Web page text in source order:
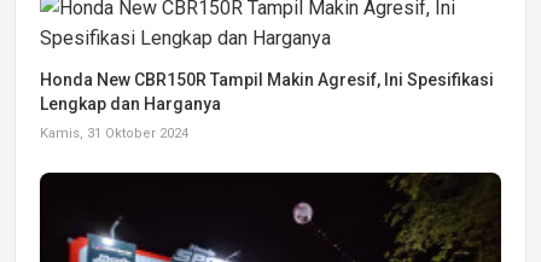
Honda New CBR150R Tampil Makin Agresif, Ini Spesifikasi
Lengkap dan Harganya
Kamis, 31 Oktober 2024